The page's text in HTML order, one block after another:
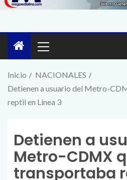
Inicio
NACIONALES
Detienen a usuario del Metro-
reptil en Línea 3
Detienen a
Metro-CDMX
transportaba